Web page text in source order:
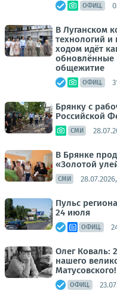
ОФИЦ.
В Луганском
технологий
ходом идёт
обновлённые
общежитие
ОФИЦ.
Брянку с
Российской
СМИ
В Брянке
«Золотой
СМИ
Пульс
24 июля
ОФИЦ.
Олег Коваль:
нашего
Матусовского!
ОФИЦ.